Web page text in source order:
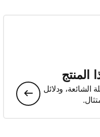
المنتج
الشائعة، ودلائل